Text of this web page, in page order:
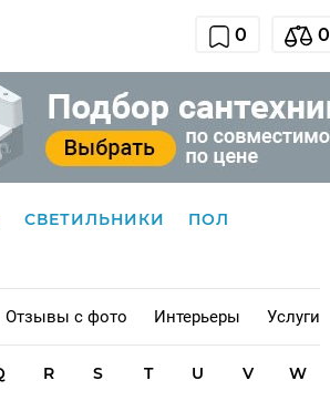
0 0
СВЕТИЛЬНИКИ ПОЛ
Отзывы с фото Интерьеры Услуги
R S T U V W